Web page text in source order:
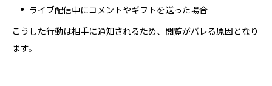
ライブ配信中にコメントやギフトを送った場合
こうした行動は相手に通知されるため、閲覧がバレる原因となり
ます。